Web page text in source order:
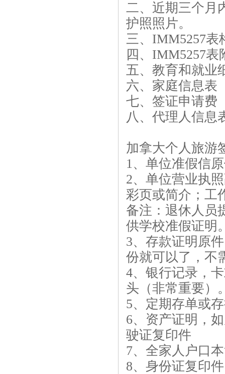
二、近期三个月
护照照片。
三、IMM5257表
四、IMM5257
五、教育和就业
六、家庭信息表
七、签证申请费
八、代理人信息
加拿大个人旅游
1、单位准假信
2、单位营业执
彩页或简介；工
备注：退休人员
供学校准假证明
3、存款证明原
份就可以了，不
4、银行记录，
头（非常重要）
5、定期存单或
6、资产证明，
驶证复印件
7、全家人户口
8、身份证复印件